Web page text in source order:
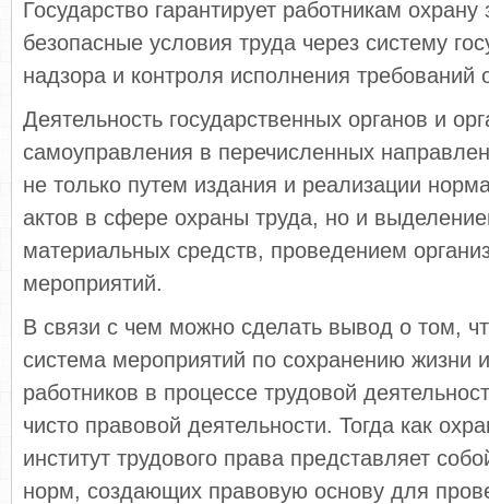
Государство гарантирует работникам охрану
безопасные условия труда через систему
надзора и контроля исполнения требований
Деятельность государственных органов и
самоуправления в перечисленных
не только путем издания и реализации
актов в сфере охраны труда, но и
материальных средств, проведением
мероприятий.
В связи с чем можно сделать вывод о том,
система мероприятий по сохранению жизни
работников в процессе трудовой
чисто правовой деятельности. Тогда как
институт трудового права представляет
норм, создающих правовую основу для